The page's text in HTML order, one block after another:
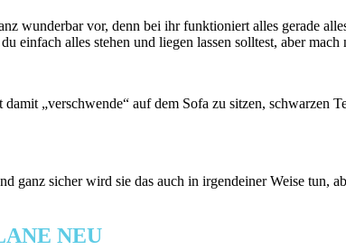
wunderbar vor, denn bei ihr funktioniert alles gerade
einfach alles stehen und liegen lassen solltest, aber
„verschwende“ auf dem Sofa zu sitzen, schwarzen
ganz sicher wird sie das auch in irgendeiner Weise tun,
NEU